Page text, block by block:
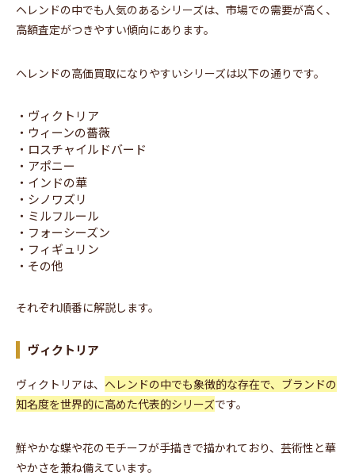
ヘレンドの中でも人気のあるシリーズは、市場での需要が高く、
高額査定がつきやすい傾向にあります。
ヘレンドの高価買取になりやすいシリーズは以下の通りです。
・ヴィクトリア
・ウィーンの薔薇
・ロスチャイルドバード
・アポニー
・インドの華
・シノワズリ
・ミルフルール
・フォーシーズン
・フィギュリン
・その他
それぞれ順番に解説します。
ヴィクトリア
ヴィクトリアは、 ヘレンドの中でも象徴的な存在で、ブランドの
知名度を世界的に高めた代表的シリーズです。
鮮やかな蝶や花のモチーフが手描きで描かれており、芸術性と華
やかさを兼ね備えています。